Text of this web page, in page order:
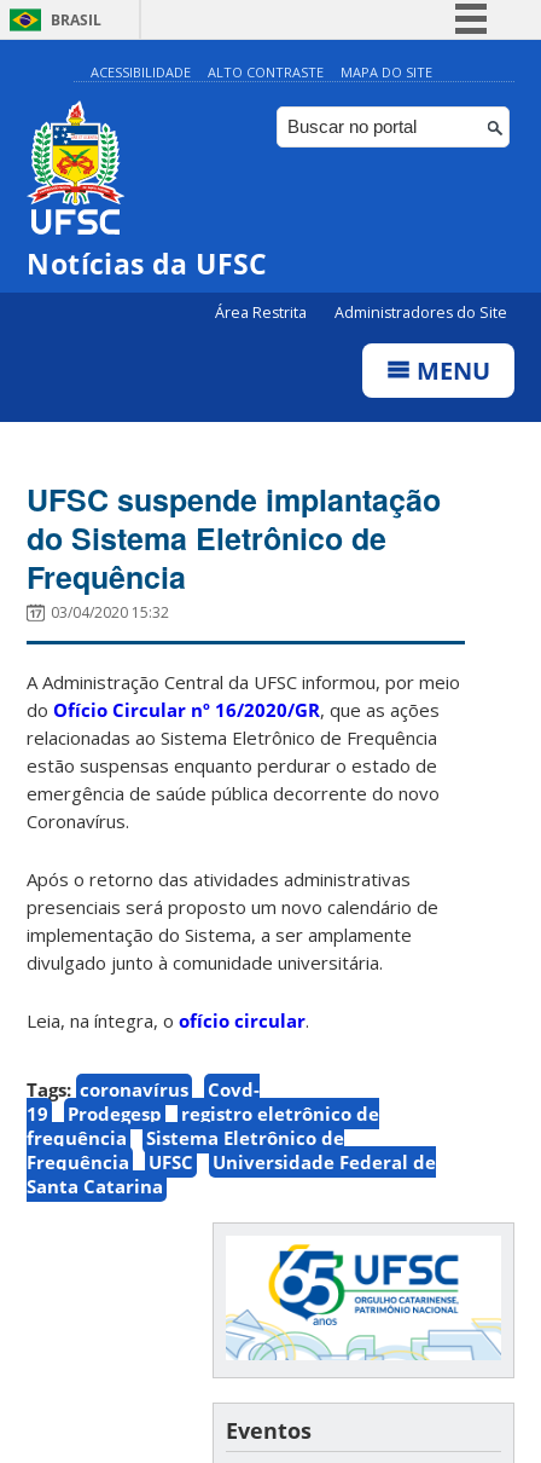
BRASIL
Simplifique!
Comunica BR
Participe
ACESSIBILIDADE ALTO CONTRASTE MAPA DO SITE
Notícias da UFSC
Área Restrita Administradores do Site
MENU
UFSC suspende implantação
do Sistema Eletrônico de
Frequência
03/04/2020 15:32
A Administração Central da UFSC informou, por meio
doOfício Circular nº 16/2020/GR, que as ações
relacionadas ao Sistema Eletrônico de Frequência
estão suspensas enquanto perdurar o estado de
emergência de saúde pública decorrente do novo
Coronavírus.
Após o retorno das atividades administrativas
presenciais será proposto um novo calendário de
implementação do Sistema, a ser amplamente
divulgado junto à comunidade universitária.
Leia, na íntegra, oofício circular.
Tags: coronavírus
Covd-
19
Prodegesp
registro eletrônico de
frequência
Sistema Eletrônico de
Frequência
UFSC
Universidade Federal de
Santa Catarina
Eventos